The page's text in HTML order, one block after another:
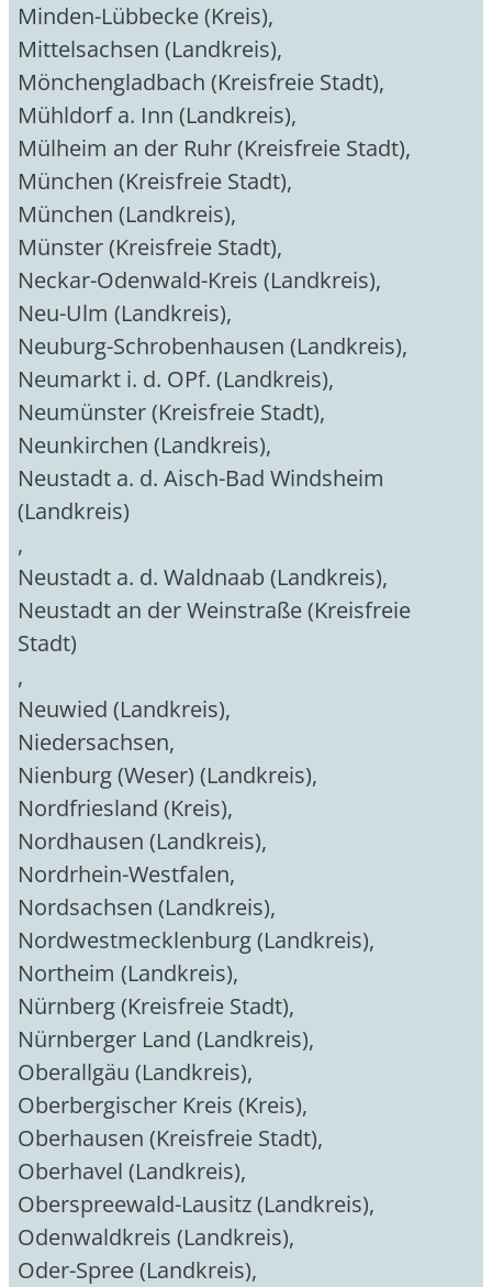
Minden-Lübbecke (Kreis),
Mittelsachsen (Landkreis),
Mönchengladbach (Kreisfreie Stadt),
Mühldorf a. Inn (Landkreis),
Mülheim an der Ruhr (Kreisfreie Stadt),
München (Kreisfreie Stadt),
München (Landkreis),
Münster (Kreisfreie Stadt),
Neckar-Odenwald-Kreis (Landkreis),
Neu-Ulm (Landkreis),
Neuburg-Schrobenhausen (Landkreis),
Neumarkt i. d. OPf. (Landkreis),
Neumünster (Kreisfreie Stadt),
Neunkirchen (Landkreis),
Neustadt a. d. Aisch-Bad Windsheim
(Landkreis)
,
Neustadt a. d. Waldnaab (Landkreis),
Neustadt an der Weinstraße (Kreisfreie
Stadt)
,
Neuwied (Landkreis),
Niedersachsen,
Nienburg (Weser) (Landkreis),
Nordfriesland (Kreis),
Nordhausen (Landkreis),
Nordrhein-Westfalen,
Nordsachsen (Landkreis),
Nordwestmecklenburg (Landkreis),
Northeim (Landkreis),
Nürnberg (Kreisfreie Stadt),
Nürnberger Land (Landkreis),
Oberallgäu (Landkreis),
Oberbergischer Kreis (Kreis),
Oberhausen (Kreisfreie Stadt),
Oberhavel (Landkreis),
Oberspreewald-Lausitz (Landkreis),
Odenwaldkreis (Landkreis),
Oder-Spree (Landkreis),